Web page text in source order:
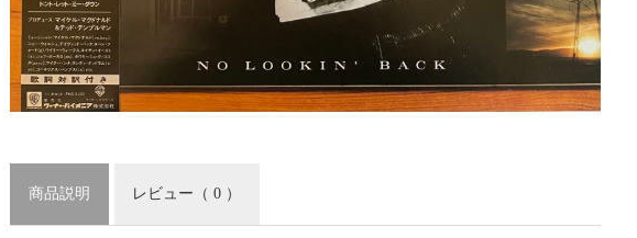
商品説明 レビュー （ 0 ）